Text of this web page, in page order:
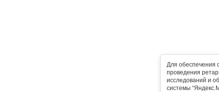
Для обеспечения
проведения
исследований и
системы